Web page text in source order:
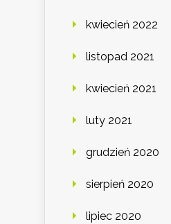
kwiecień 2022
listopad 2021
kwiecień 2021
luty 2021
grudzień 2020
sierpień 2020
lipiec 2020